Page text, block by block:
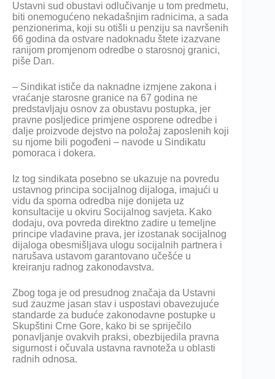
Ustavni sud obustavi odlučivanje u tom predmetu,
biti onemogućeno nekadašnjim radnicima, a sada
penzionerima, koji su otišli u penziju sa navršenih
66 godina da ostvare nadoknadu štete izazvane
ranijom promjenom odredbe o starosnoj granici,
piše Dan.
– Sindikat ističe da naknadne izmjene zakona i
vraćanje starosne granice na 67 godina ne
predstavljaju osnov za obustavu postupka, jer
pravne posljedice primjene osporene odredbe i
dalje proizvode dejstvo na položaj zaposlenih koji
su njome bili pogođeni – navode u Sindikatu
pomoraca i dokera.
Iz tog sindikata posebno se ukazuje na povredu
ustavnog principa socijalnog dijaloga, imajući u
vidu da sporna odredba nije donijeta uz
konsultacije u okviru Socijalnog savjeta. Kako
dodaju, ova povreda direktno zadire u temeljne
principe vladavine prava, jer izostanak socijalnog
dijaloga obesmišljava ulogu socijalnih partnera i
narušava ustavom garantovano učešće u
kreiranju radnog zakonodavstva.
Zbog toga je od presudnog značaja da Ustavni
sud zauzme jasan stav i uspostavi obavezujuće
standarde za buduće zakonodavne postupke u
Skupštini Crne Gore, kako bi se spriječilo
ponavljanje ovakvih praksi, obezbijedila pravna
sigurnost i očuvala ustavna ravnoteža u oblasti
radnih odnosa.